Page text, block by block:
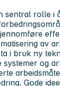
sentral rolle i
av
i bruk ny
systemer og
Gode